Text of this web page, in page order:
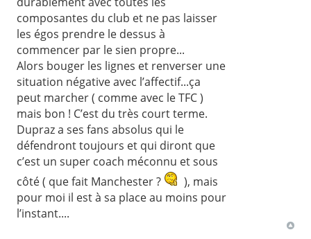
composantes du club et ne pas laisser
les égos prendre le dessus à
commencer par le sien propre...
Alors bouger les lignes et renverser une
situation négative avec l’affectif...ça
peut marcher ( comme avec le TFC )
mais bon ! C’est du très court terme.
Dupraz a ses fans absolus qui le
défendront toujours et qui diront que
c’est un super coach méconnu et sous
côté ( que fait Manchester ?
), mais
pour moi il est à sa place au moins pour
l’instant....